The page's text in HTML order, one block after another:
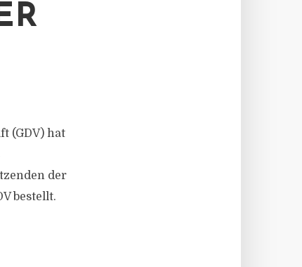
(GDV) hat
der
bestellt.